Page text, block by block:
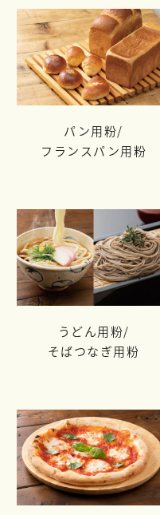
パン用粉/
フランスパン用粉
うどん用粉/
そばつなぎ用粉